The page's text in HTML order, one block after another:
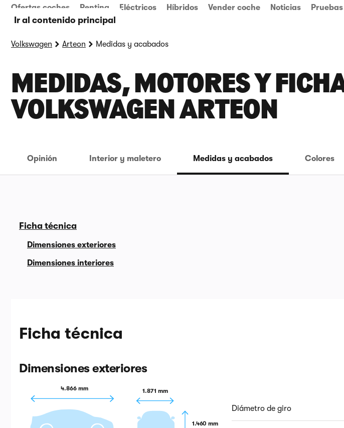
Ir al contenido principal
Ofertas coches Renting Eléctricos Híbridos Vender coche Noticias
Volkswagen Arteon Medidas y acabados
MEDIDAS, MOTORES Y
VOLKSWAGEN ARTEON
Opinión Interior y maletero Medidas y acabados Colores
Ficha técnica
Dimensiones exteriores
Dimensiones interiores
Ficha técnica
Dimensiones exteriores
4.866 mm 1.871 mm
1.460 mm
Diámetro de giro